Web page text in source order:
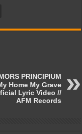
PRINCIPIUM
Home My Grave
Lyric Video //
AFM Records